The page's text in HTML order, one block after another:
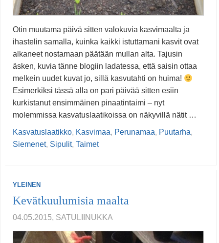
Otin muutama päivä sitten valokuvia kasvimaalta ja
ihastelin samalla, kuinka kaikki istuttamani kasvit ovat
alkaneet nostamaan päätään mullan alta. Tajusin
äsken, kuvia tänne blogiin ladatessa, että saisin ottaa
melkein uudet kuvat jo, sillä kasvutahti on huima!
Esimerkiksi tässä alla on pari päivää sitten esiin
kurkistanut ensimmäinen pinaatintaimi – nyt
molemmissa kasvatuslaatikoissa on näkyvillä nätit …
Kasvatuslaatikko, Kasvimaa, Perunamaa, Puutarha,
Siemenet, Sipulit, Taimet
YLEINEN
Kevätkuulumisia maalta
04.05.2015, SATULIINUKKA